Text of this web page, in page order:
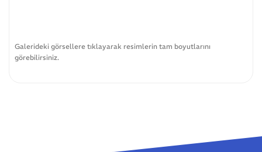
Galerideki görsellere tıklayarak resimlerin tam boyutlarını
görebilirsiniz.